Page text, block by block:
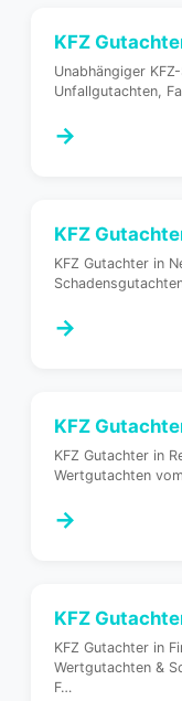
KFZ
Unabhängiger
Unfallgutachten,
→
KFZ
KFZ Gutachter in
→
KFZ
KFZ Gutachter in
Wertgutachten
→
KFZ
KFZ Gutachter in
Wertgutachten &
F…